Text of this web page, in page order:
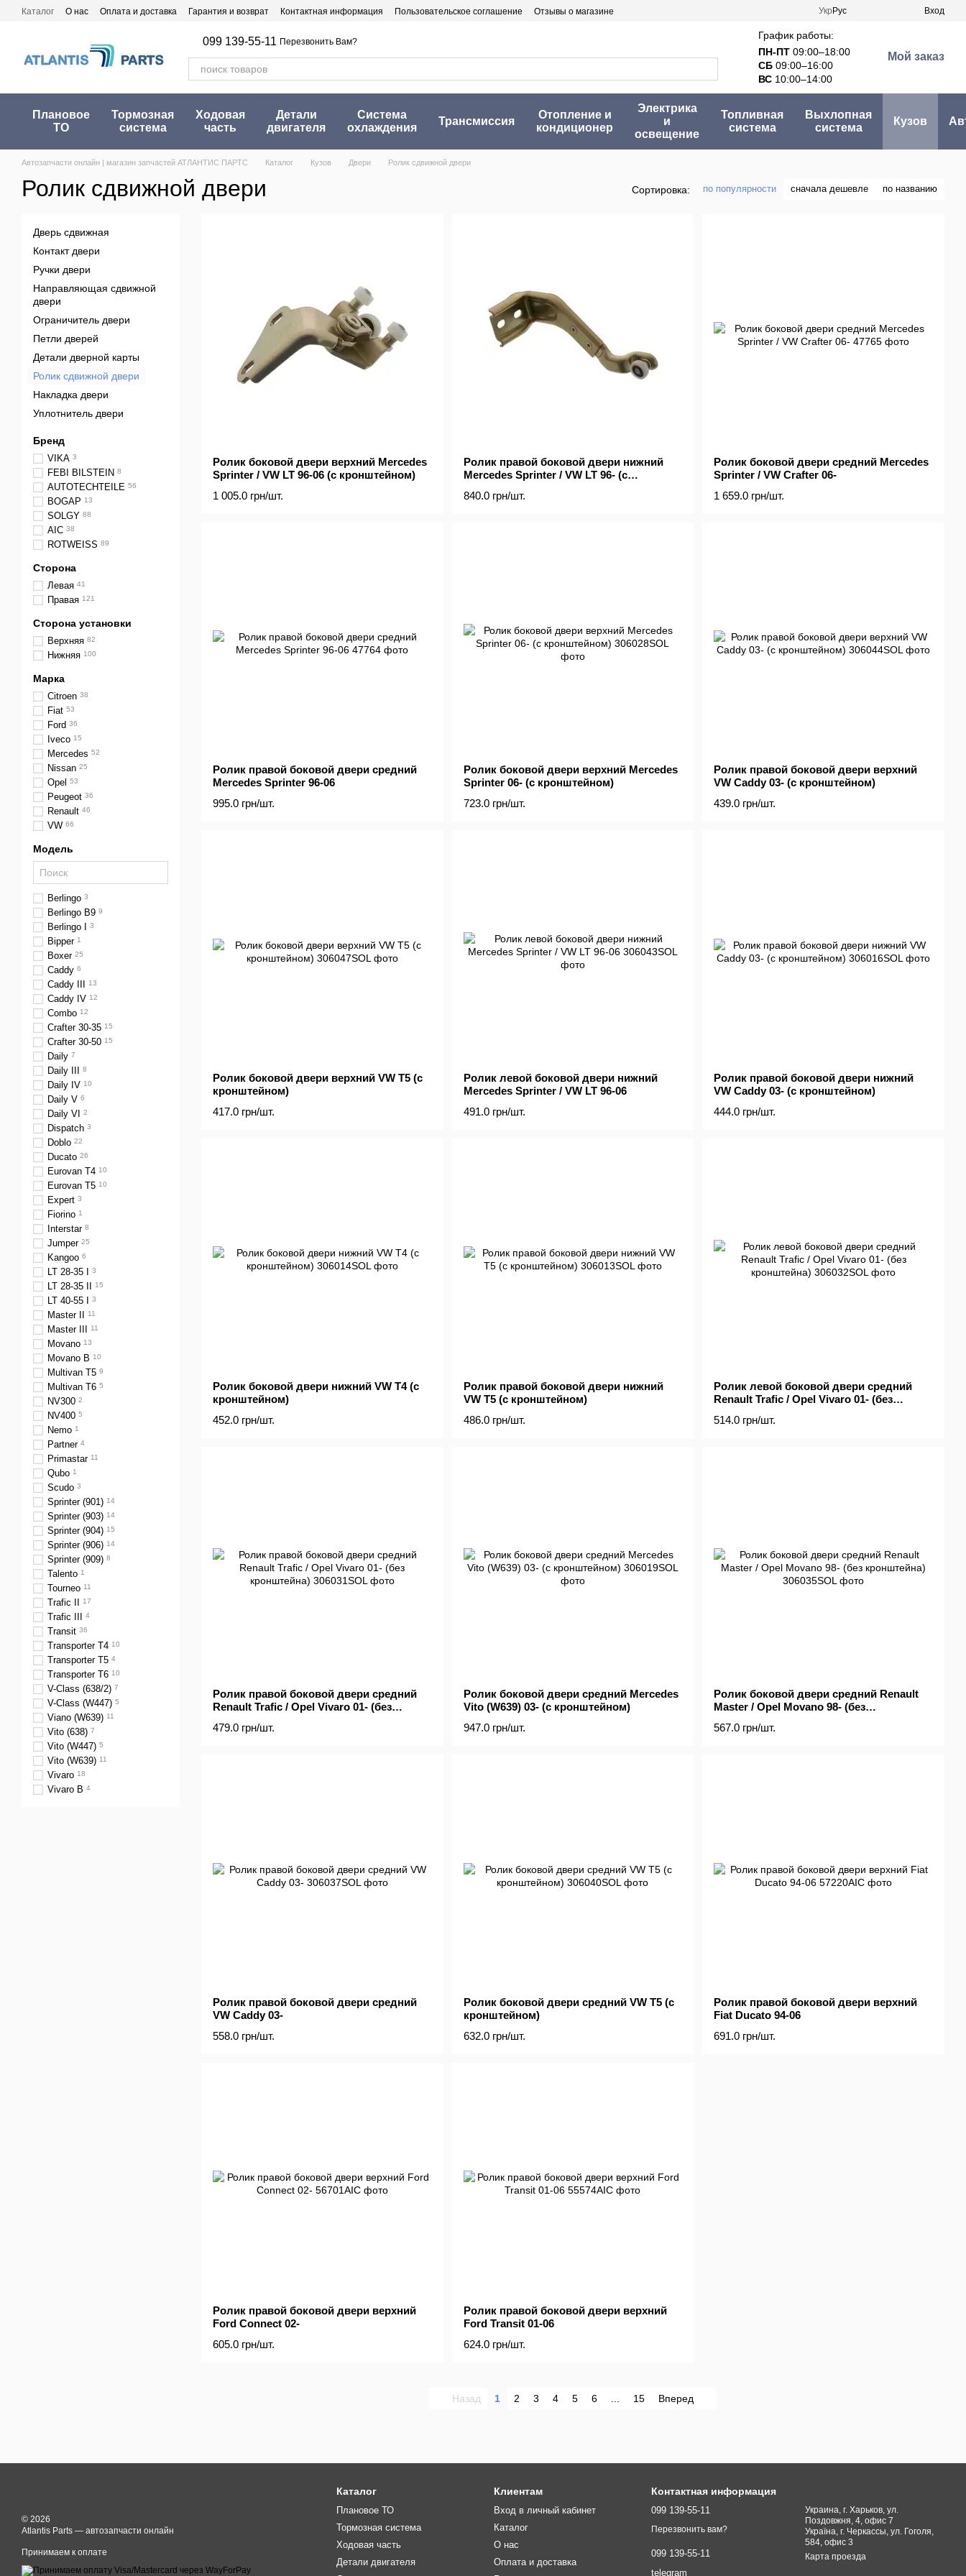
Перейти к основному контенту
Каталог О нас Оплата и доставка Гарантия и возврат Контактная информация Пользовательское соглашение Отзывы о магазине Укр Рус Вход
099 139-55-11 Перезвонить Вам?
График работы:
ПН-ПТ 09:00–18:00
СБ 09:00–16:00
ВС 10:00–14:00
Мой заказ
Плановое
ТО
Тормозная
система
Ходовая
часть
Детали
двигателя
Система
охлаждения
Трансмиссия
Отопление и
кондиционер
Электрика
и
освещение
Топливная
система
Выхлопная
система
Кузов
Автозапчасти онлайн | магазин запчастей АТЛАНТИС ПАРТС Каталог Кузов Двери Ролик сдвижной двери
Ролик сдвижной двери Сортировка: по популярности сначала дешевле по названию
Ролик боковой двери верхний Mercedes
Sprinter / VW LT 96-06 (с кронштейном)
1 005.0 грн/шт.
Ролик правой боковой двери нижний
Mercedes Sprinter / VW LT 96- (с
840.0 грн/шт.
Ролик боковой двери средний Mercedes
Sprinter / VW Crafter 06-
1 659.0 грн/шт.
Ролик правой боковой двери средний
Mercedes Sprinter 96-06
995.0 грн/шт.
Ролик боковой двери верхний Mercedes
Sprinter 06- (с кронштейном)
723.0 грн/шт.
Ролик правой боковой двери верхний
VW Caddy 03- (с кронштейном)
439.0 грн/шт.
Ролик боковой двери верхний VW T5 (с
кронштейном)
417.0 грн/шт.
Ролик левой боковой двери нижний
Mercedes Sprinter / VW LT 96-06
491.0 грн/шт.
Ролик правой боковой двери нижний
VW Caddy 03- (с кронштейном)
444.0 грн/шт.
Ролик боковой двери нижний VW T4 (с
кронштейном)
452.0 грн/шт.
Ролик правой боковой двери нижний
VW T5 (с кронштейном)
486.0 грн/шт.
Ролик левой боковой двери средний
Renault Trafic / Opel Vivaro 01- (без
514.0 грн/шт.
Ролик правой боковой двери средний
Renault Trafic / Opel Vivaro 01- (без
479.0 грн/шт.
Ролик боковой двери средний Mercedes
Vito (W639) 03- (с кронштейном)
947.0 грн/шт.
Ролик боковой двери средний Renault
Master / Opel Movano 98- (без
567.0 грн/шт.
Ролик правой боковой двери средний
VW Caddy 03-
558.0 грн/шт.
Ролик боковой двери средний VW T5 (с
кронштейном)
632.0 грн/шт.
Ролик правой боковой двери верхний
Fiat Ducato 94-06
691.0 грн/шт.
Ролик правой боковой двери верхний
Ford Connect 02-
605.0 грн/шт.
Ролик правой боковой двери верхний
Ford Transit 01-06
624.0 грн/шт.
Назад 1 2 3 4 5 6 15 Вперед
Дверь сдвижная
Контакт двери
Ручки двери
Направляющая сдвижной
двери
Ограничитель двери
Петли дверей
Детали дверной карты
Ролик сдвижной двери
Накладка двери
Уплотнитель двери
Бренд
VIKA 3
FEBI BILSTEIN 8
AUTOTECHTEILE 56
BOGAP 13
SOLGY 88
AIC 38
ROTWEISS 89
Сторона
Левая 41
Правая 121
Сторона установки
Верхняя 82
Нижняя 100
Марка
Citroen 38
Fiat 53
Ford 36
Iveco 15
Mercedes 52
Nissan 25
Opel 53
Peugeot 36
Renault 46
VW 66
Модель
Berlingo 3
Berlingo B9 9
Berlingo I 3
Bipper 1
Boxer 25
Caddy 6
Caddy III 13
Caddy IV 12
Combo 12
Crafter 30-35 15
Crafter 30-50 15
Daily 7
Daily III 8
Daily IV 10
Daily V 6
Daily VI 2
Dispatch 3
Doblo 22
Ducato 26
Eurovan T4 10
Eurovan T5 10
Expert 3
Fiorino 1
Interstar 8
Jumper 25
Kangoo 6
LT 28-35 I 3
LT 28-35 II 15
LT 40-55 I 3
Master II 11
Master III 11
Movano 13
Movano B 10
Multivan T5 9
Multivan T6 5
NV300 2
NV400 5
Nemo 1
Partner 4
Primastar 11
Qubo 1
Scudo 3
Sprinter (901) 14
Sprinter (903) 14
Sprinter (904) 15
Sprinter (906) 14
Sprinter (909) 8
Talento 1
Tourneo 11
Trafic II 17
Trafic III 4
Transit 36
Transporter T4 10
Transporter T5 4
Transporter T6 10
V-Class (638/2) 7
V-Class (W447) 5
Viano (W639) 11
Vito (638) 7
Vito (W447) 5
Vito (W639) 11
Vivaro 18
Vivaro B 4
© 2026
Atlantis Parts — автозапчасти онлайн
Принимаем к оплате
Каталог
Плановое ТО
Тормозная система
Ходовая часть
Детали двигателя
Клиентам
Вход в личный кабинет
Каталог
О нас
Оплата и доставка
Контактная информация
099 139-55-11
Перезвонить вам?
099 139-55-11
telegram
Украина, г. Харьков, ул.
Поздовжня, 4, офис 7
Україна, г. Черкассы, ул. Гоголя,
584, офис 3
Карта проезда